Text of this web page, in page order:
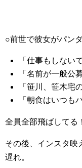
○前世で彼女がパン
「仕事もしない
「名前が一般公
「笹川、笹木宅
「朝食はいつも
全員全部飛ばしてる
その後、インスタ映
遅れ。